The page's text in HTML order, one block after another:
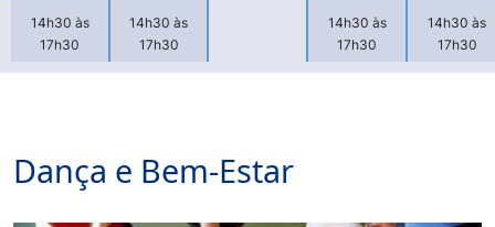
14h30 às
17h30
14h30 às
17h30
14h30 às
17h30
14h30 às
17h30
Dança e Bem-Estar